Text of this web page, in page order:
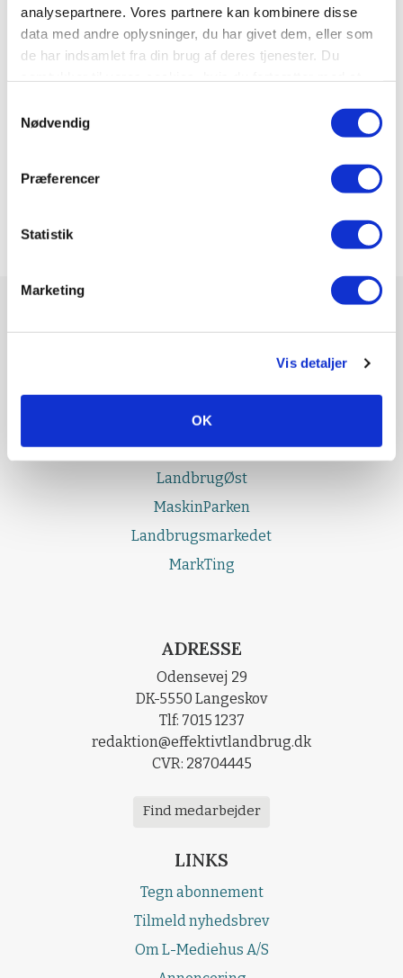
analysepartnere. Vores partnere kan kombinere disse
data med andre oplysninger, du har givet dem, eller som
de har indsamlet fra din brug af deres tjenester. Du
Nødvendig
Præferencer
Statistik
Marketing
Vis detaljer
OK
Sociale medier
UDGIVELSER
LandbrugNord
LandbrugSyd
LandbrugFyn
LandbrugØst
MaskinParken
Landbrugsmarkedet
MarkTing
ADRESSE
Odensevej 29
DK-5550 Langeskov
Tlf: 7015 1237
redaktion@effektivtlandbrug.dk
CVR: 28704445
Find medarbejder
LINKS
Tegn abonnement
Tilmeld nyhedsbrev
Om L-Mediehus A/S